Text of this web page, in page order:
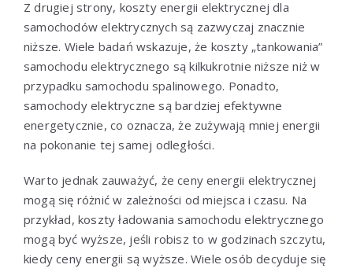
Z drugiej strony, koszty energii elektrycznej dla
samochodów elektrycznych są zazwyczaj znacznie
niższe. Wiele badań wskazuje, że koszty „tankowania”
samochodu elektrycznego są kilkukrotnie niższe niż w
przypadku samochodu spalinowego. Ponadto,
samochody elektryczne są bardziej efektywne
energetycznie, co oznacza, że zużywają mniej energii
na pokonanie tej samej odległości.
Warto jednak zauważyć, że ceny energii elektrycznej
mogą się różnić w zależności od miejsca i czasu. Na
przykład, koszty ładowania samochodu elektrycznego
mogą być wyższe, jeśli robisz to w godzinach szczytu,
kiedy ceny energii są wyższe. Wiele osób decyduje się